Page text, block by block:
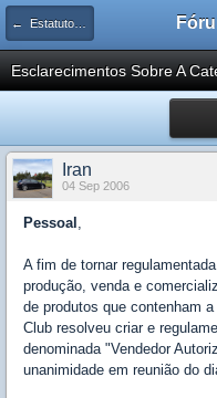
← Estatuto Social AstraClub
Esclarecimentos Sobre A
Iran
04 Sep 2006
Pessoal ,
A fim de tornar
produção, venda e
de produtos que contenham
Club resolveu criar e
denominada "Vendedor
unanimidade em reunião do